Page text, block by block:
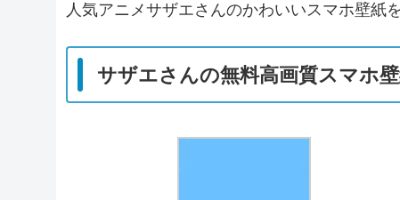
人気アニメサザエさんのかわいいスマホ壁紙
サザエさんの無料高画質スマホ